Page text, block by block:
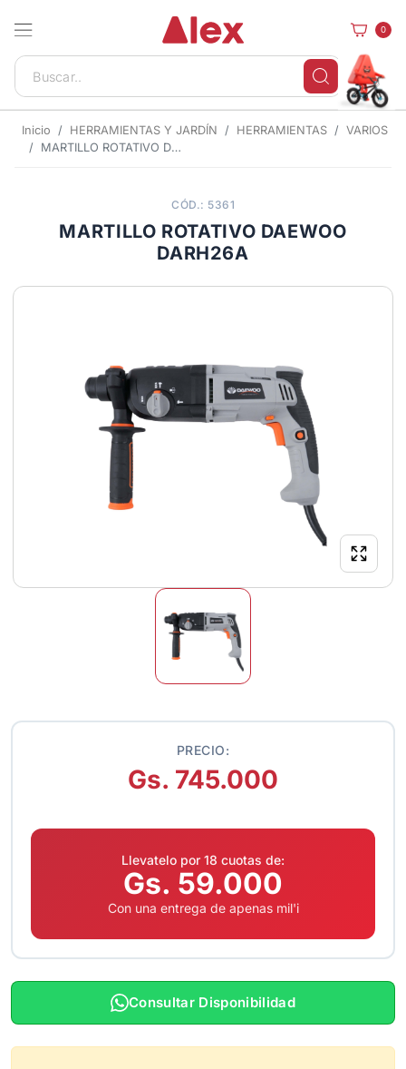
0
Inicio HERRAMIENTAS Y JARDÍN HERRAMIENTAS
VARIOS
MARTILLO ROTATIVO DAEWOO DARH26A
CÓD.: 5361
MARTILLO ROTATIVO DAEWOO
DARH26A
PRECIO:
Gs. 745.000
Llevatelo por 18 cuotas de:
Gs. 59.000
Con una entrega de apenas mil'i
Consultar Disponibilidad